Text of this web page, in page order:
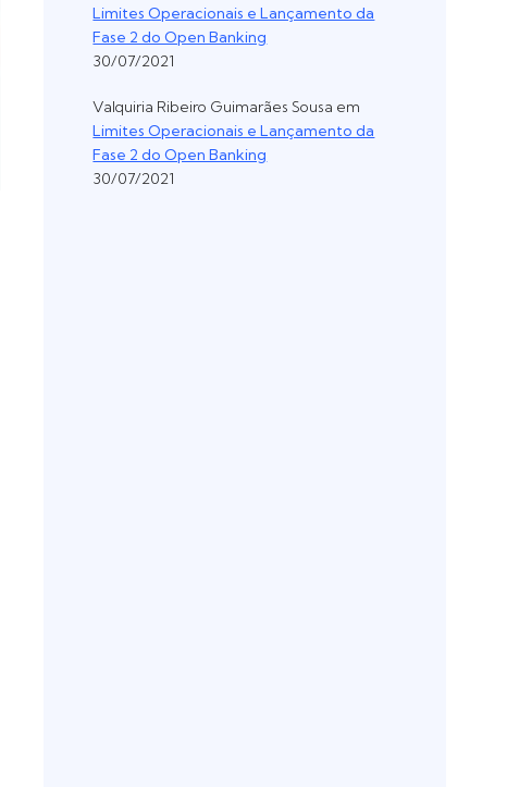
Limites Operacionais e Lançamento da
Fase 2 do Open Banking
30/07/2021
Valquiria Ribeiro Guimarães Sousa em
Limites Operacionais e Lançamento da
Fase 2 do Open Banking
30/07/2021